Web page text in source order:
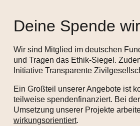
Deine Spende
Wir sind Mitglied im deutschen
und Tragen das Ethik-Siegel.
Initiative Transparente
Ein Großteil unserer Angebote ist
teilweise spendenfinanziert. Bei
Umsetzung unserer Projekte
wirkungsorientiert.